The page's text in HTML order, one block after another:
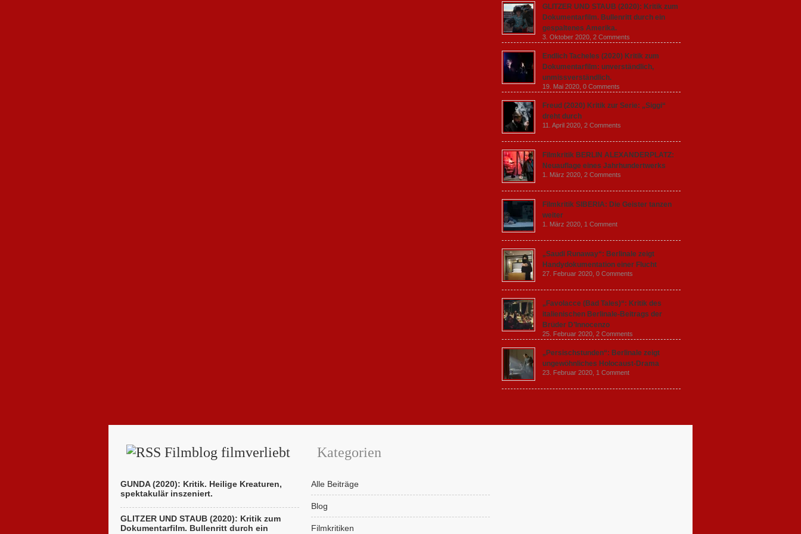
GLITZER UND STAUB (2020): Kritik zum
Dokumentarfilm. Bullenritt durch ein
gespaltenes Amerika.
3. Oktober 2020, 2 Comments
Endlich Tacheles (2020) Kritik zum
Dokumentarfilm: unverständlich,
unmissverständlich.
19. Mai 2020, 0 Comments
Freud (2020) Kritik zur Serie: „Siggi“
dreht durch
11. April 2020, 2 Comments
Filmkritik BERLIN ALEXANDERPLATZ:
Neuauflage eines Jahrhundertwerks
1. März 2020, 2 Comments
Filmkritik SIBERIA: Die Geister tanzen
weiter
1. März 2020, 1 Comment
„Saudi Runaway“: Berlinale zeigt
Handydokumentation einer Flucht
27. Februar 2020, 0 Comments
„Favolacce (Bad Tales)“: Kritik des
italienischen Berlinale-Beitrags der
Brüder D’Innocenzo
25. Februar 2020, 2 Comments
„Persischstunden“: Berlinale zeigt
ungewöhnliches Holocaust-Drama
23. Februar 2020, 1 Comment
Filmblog filmverliebt
GUNDA (2020): Kritik. Heilige Kreaturen,
spektakulär inszeniert.
GLITZER UND STAUB (2020): Kritik zum
Dokumentarfilm. Bullenritt durch ein
Kategorien
Alle Beiträge
Blog
Filmkritiken